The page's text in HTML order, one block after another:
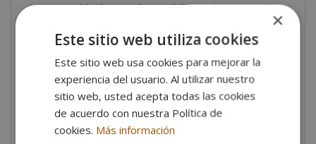
Formación integral y multidisciplinar. Combina
dos ámbitos altamente demandados: la cartografía
y el diseño digital. Esto permite adaptarse a
diferentes contextos profesionales, desde la
gestión del territorio hasta el diseño arquitectónico
y urbanístico.
Alta empleabilidad. El dominio de software como
AutoCAD y 3DS MAX se considera un estándar en
×
Este sitio web utiliza cookies
Este sitio web usa cookies para mejorar la
experiencia del usuario. Al utilizar nuestro
sitio web, usted acepta todas las cookies
de acuerdo con nuestra Política de
cookies. Más información